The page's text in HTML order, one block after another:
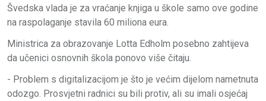
Švedska vlada je za vraćanje knjiga u škole samo ove godine
na raspolaganje stavila 60 miliona eura.
Ministrica za obrazovanje Lotta Edholm posebno zahtijeva
da učenici osnovnih škola ponovo više čitaju.
- Problem s digitalizacijom je što je većim dijelom nametnuta
odozgo. Prosvjetni radnici su bili protiv, ali su imali osjećaj